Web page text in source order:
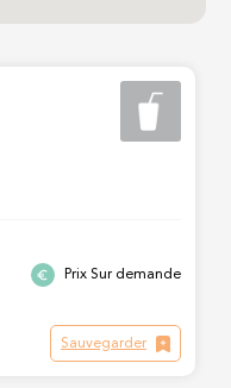
Prix Sur demande
Sauvegarder